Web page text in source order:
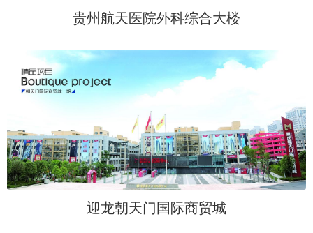
贵州航天医院外科综合大楼
迎龙朝天门国际商贸城